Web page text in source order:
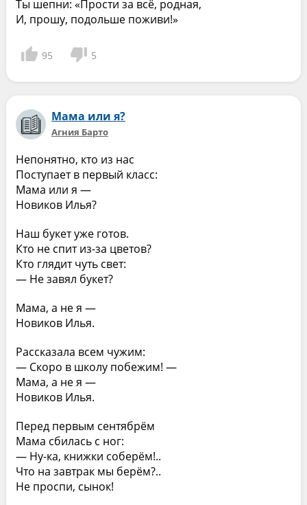
Ты шепни: «Прости за всё, родная,
И, прошу, подольше поживи!»
95 5
Мама или я?
Агния Барто
Непонятно, кто из нас
Поступает в первый класс:
Мама или я —
Новиков Илья?
Наш букет уже готов.
Кто не спит из-за цветов?
Кто глядит чуть свет:
— Не завял букет?
Мама, а не я —
Новиков Илья.
Рассказала всем чужим:
— Скоро в школу побежим! —
Мама, а не я —
Новиков Илья.
Перед первым сентябрём
Мама сбилась с ног:
— Ну-ка, книжки соберём!..
Что на завтрак мы берём?..
Не проспи, сынок!